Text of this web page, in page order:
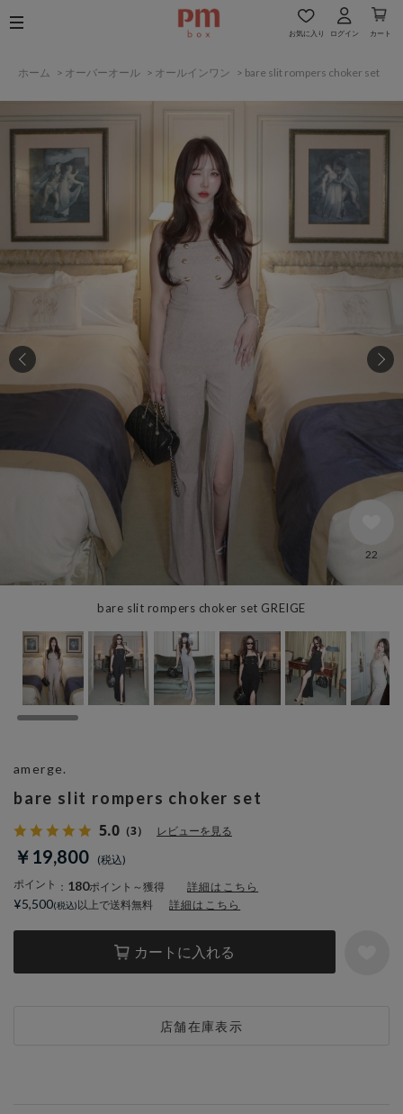
お気に入り ログイン カート
ホーム > オーバーオール > オールインワン > bare slit rompers choker set
bare slit rompers choker set GREIGE
22
bare slit rompers choker set
5.0 （3） レビューを見る
￥19,800
ポイント ： 180ポイント～獲得 詳細はこちら
カートに入れる
店舗在庫表示
amerge.
¥5,500 以上で送料無料 詳細はこちら